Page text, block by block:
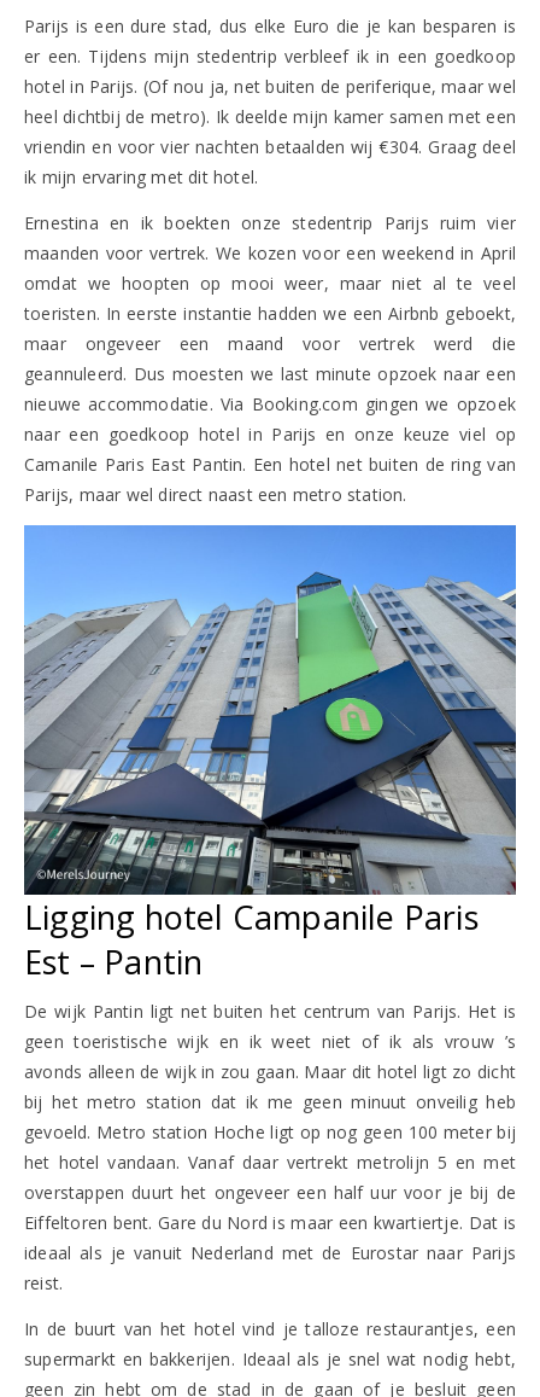
Parijs is een dure stad, dus elke Euro die je kan besparen is
er een. Tijdens mijn stedentrip verbleef ik in een goedkoop
hotel in Parijs. (Of nou ja, net buiten de periferique, maar wel
heel dichtbij de metro). Ik deelde mijn kamer samen met een
vriendin en voor vier nachten betaalden wij €304. Graag deel
ik mijn ervaring met dit hotel.
Ernestina en ik boekten onze stedentrip Parijs ruim vier
maanden voor vertrek. We kozen voor een weekend in April
omdat we hoopten op mooi weer, maar niet al te veel
toeristen. In eerste instantie hadden we een Airbnb geboekt,
maar ongeveer een maand voor vertrek werd die
geannuleerd. Dus moesten we last minute opzoek naar een
nieuwe accommodatie. Via Booking.com gingen we opzoek
naar een goedkoop hotel in Parijs en onze keuze viel op
Camanile Paris East Pantin. Een hotel net buiten de ring van
Parijs, maar wel direct naast een metro station.
Ligging hotel Campanile Paris
Est – Pantin
De wijk Pantin ligt net buiten het centrum van Parijs. Het is
geen toeristische wijk en ik weet niet of ik als vrouw ’s
avonds alleen de wijk in zou gaan. Maar dit hotel ligt zo dicht
bij het metro station dat ik me geen minuut onveilig heb
gevoeld. Metro station Hoche ligt op nog geen 100 meter bij
het hotel vandaan. Vanaf daar vertrekt metrolijn 5 en met
overstappen duurt het ongeveer een half uur voor je bij de
Eiffeltoren bent. Gare du Nord is maar een kwartiertje. Dat is
ideaal als je vanuit Nederland met de Eurostar naar Parijs
reist.
In de buurt van het hotel vind je talloze restaurantjes, een
supermarkt en bakkerijen. Ideaal als je snel wat nodig hebt,
geen zin hebt om de stad in de gaan of je besluit geen